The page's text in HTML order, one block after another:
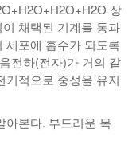
상
채택된 기계를 통과
세포에 흡수가 되도록
전하(전자)가 거의 같
기적으로 중성을 유지
아본다. 부드러운 목